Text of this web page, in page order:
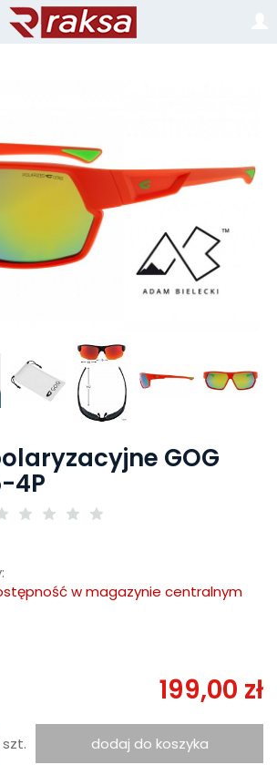
GOG
4P
w magazynie centralnym
199,00 zł
szt. dodaj do koszyka